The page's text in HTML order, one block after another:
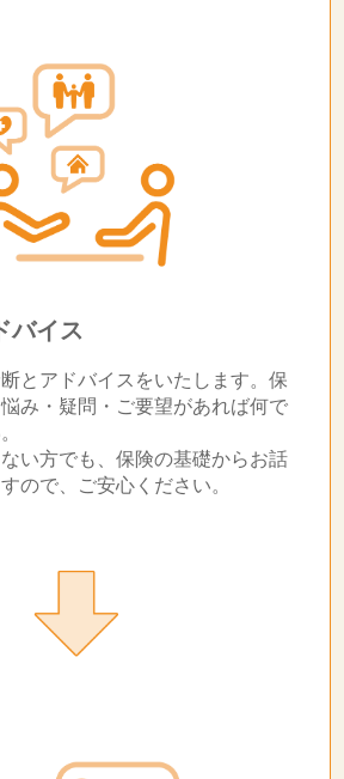
バイス
とアドバイスをいたします。保
み・疑問・ご要望があれば何で
い方でも、保険の基礎からお話
ので、ご安心ください。